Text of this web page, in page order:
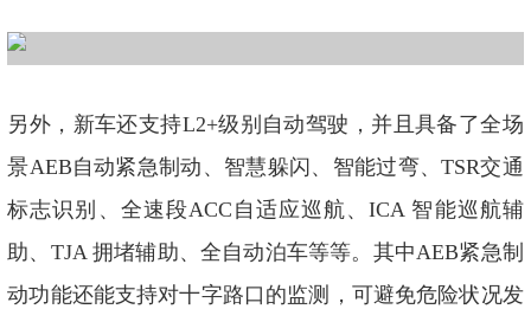
另外，新车还支持L2+级别自动驾驶，并且具备了全场
景AEB自动紧急制动、智慧躲闪、智能过弯、TSR交通
标志识别、全速段ACC自适应巡航、ICA 智能巡航辅
助、TJA 拥堵辅助、全自动泊车等等。其中AEB紧急制
动功能还能支持对十字路口的监测，可避免危险状况发